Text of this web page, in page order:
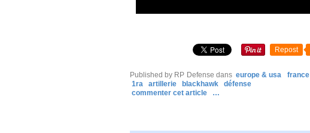
Repost
Published by RP Defense dans europe & usa france
1ra
artillerie blackhawk
défense
commenter cet article
…